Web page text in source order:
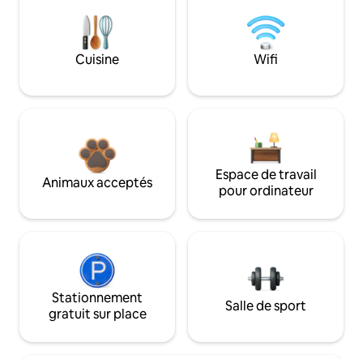
Cuisine Wifi
Animaux acceptés
Espace de travail
pour ordinateur
Stationnement
gratuit sur place
Salle de sport